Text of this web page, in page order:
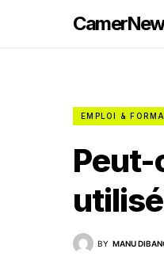
EMPLOI &
Peut-
BY MANU